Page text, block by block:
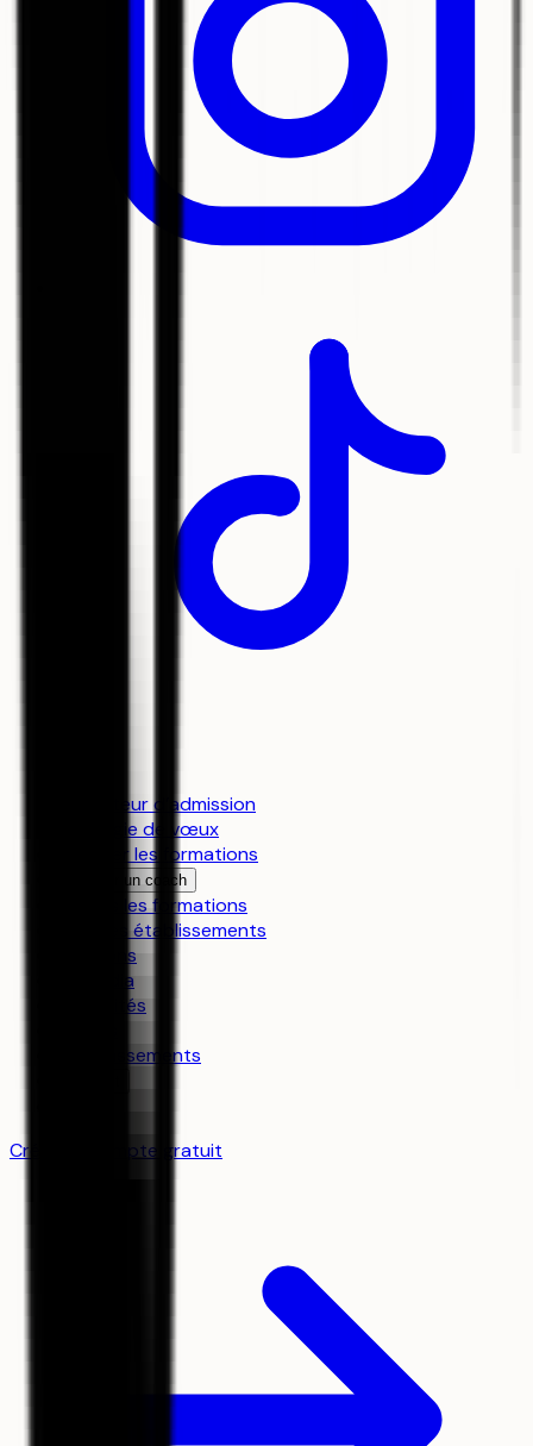
Simulateur d’admission
Stratégie de vœux
Explorer les formations
Trouver un coach
Toutes les formations
Tous les établissements
Révisions
Le média
Actualités
Les classements
Créer un compte gratuit